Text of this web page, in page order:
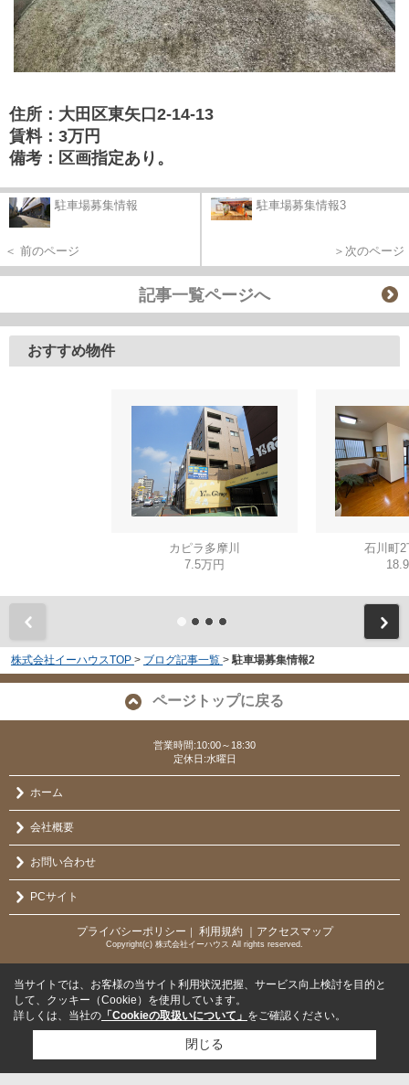
住所：大田区東矢口2-14-13
賃料：3万円
備考：区画指定あり。
駐車場募集情報
＜ 前のページ
駐車場募集情報3
＞次のページ
記事一覧ページへ
おすすめ物件
カピラ多摩川
7.5万円
石川町
株式会社イーハウスTOP > ブログ記事一覧 > 駐車場募集情報2
ページトップに戻る
営業時間:10:00～18:30
定休日:水曜日
ホーム
会社概要
お問い合わせ
PCサイト
プライバシーポリシー ｜ 利用規約 ｜アクセスマップ
Copyright(c) 株式会社イーハウス All rights reserved.
当サイトでは、お客様の当サイト利用状況把握、サービス向上検討を目的と
して、クッキー（Cookie）を使用しています。
詳しくは、当社の 「Cookieの取扱いについて」 をご確認ください。
閉じる